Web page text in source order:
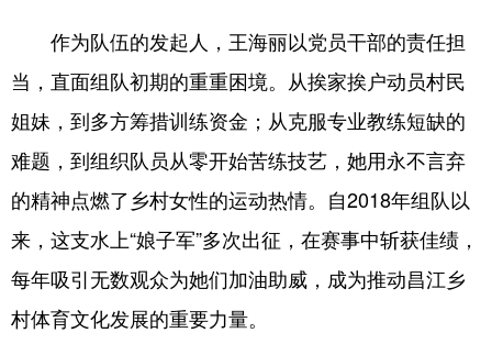
作为队伍的发起人，王海丽以党员干部的责任担
当，直面组队初期的重重困境。从挨家挨户动员村民
姐妹，到多方筹措训练资金；从克服专业教练短缺的
难题，到组织队员从零开始苦练技艺，她用永不言弃
的精神点燃了乡村女性的运动热情。自2018年组队以
来，这支水上“娘子军”多次出征，在赛事中斩获佳绩，
每年吸引无数观众为她们加油助威，成为推动昌江乡
村体育文化发展的重要力量。